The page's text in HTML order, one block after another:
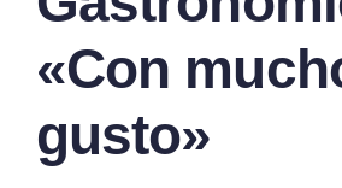
«Con
gusto»